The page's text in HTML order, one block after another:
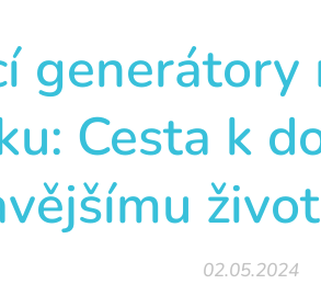
Cesta k
02.05.2024